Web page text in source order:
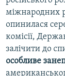
міжнародних
опинилася
комісії,
залічити до
особливе